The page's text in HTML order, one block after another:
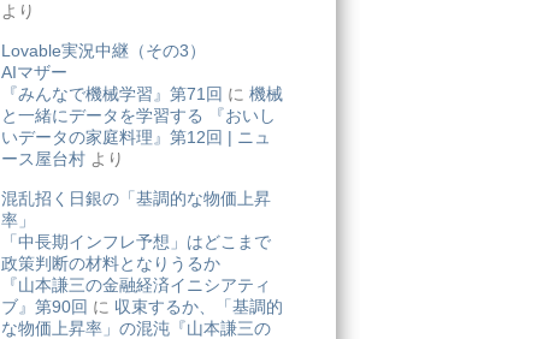
より
Lovable実況中継（その3）
AIマザー
『みんなで機械学習』第71回 に 機械
と一緒にデータを学習する 『おいし
いデータの家庭料理』第12回 | ニュ
ース屋台村 より
混乱招く日銀の「基調的な物価上昇
率」
「中長期インフレ予想」はどこまで
政策判断の材料となりうるか
『山本謙三の金融経済イニシアティ
ブ』第90回 に 収束するか、「基調的
な物価上昇率」の混沌『山本謙三の